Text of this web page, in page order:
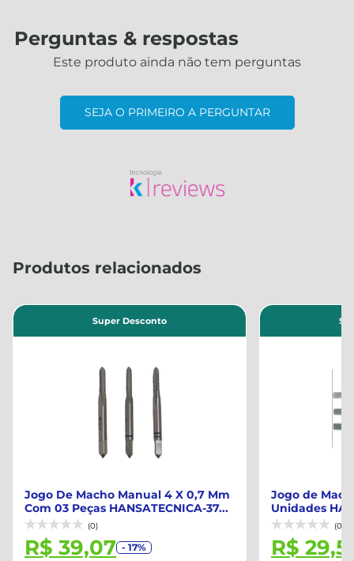
Perguntas & respostas
Este produto ainda não tem perguntas
SEJA O PRIMEIRO A PERGUNTAR
Produtos relacionados
Jogo De Macho Manual 4 X 0,7 Mm
Com 03 Peças HANSATECNICA-37...
(0)
R$ 39,07 - 17%
Super Desconto
Jogo de
Unidades
(0)
R$